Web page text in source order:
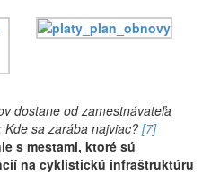
dostane od zamestnávateľa
sa zarába najviac? [7]
s mestami, ktoré sú
na cyklistickú infraštruktúru